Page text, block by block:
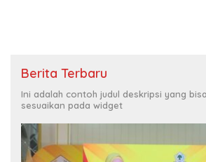
Berita Terbaru
Ini adalah contoh judul deskripsi yang
sesuaikan pada widget